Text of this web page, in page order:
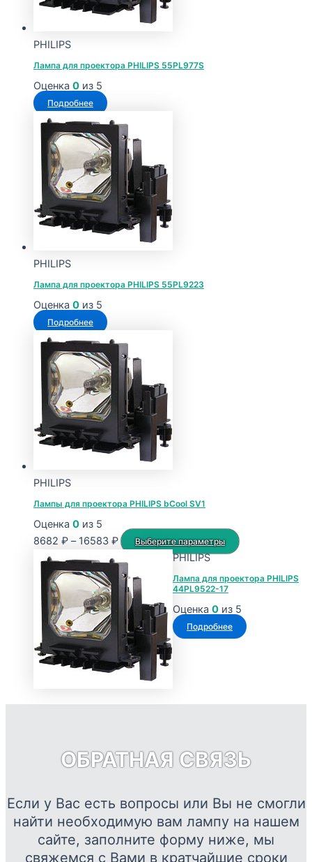
PHILIPS
Лампа для проектора PHILIPS 55PL977S
Оценка 0 из 5
Подробнее
PHILIPS
Лампа для проектора PHILIPS 55PL9223
Оценка 0 из 5
Подробнее
PHILIPS
Лампы для проектора PHILIPS bCool SV1
Оценка 0 из 5
8682 ₽ – 16583 ₽Диапазон
8682 ₽
16583 ₽
Выберите параметры
Этот
имеет
вариаций.
Опции
можно
товара.
PHILIPS
Лампа для проектора PHILIPS
44PL9522-17
Оценка 0 из 5
Подробнее
ОБРАТНАЯ СВЯЗЬ
Если у Вас есть вопросы или Вы не смогли
найти необходимую вам лампу на нашем
сайте, заполните форму ниже, мы
свяжемся с Вами в кратчайшие сроки